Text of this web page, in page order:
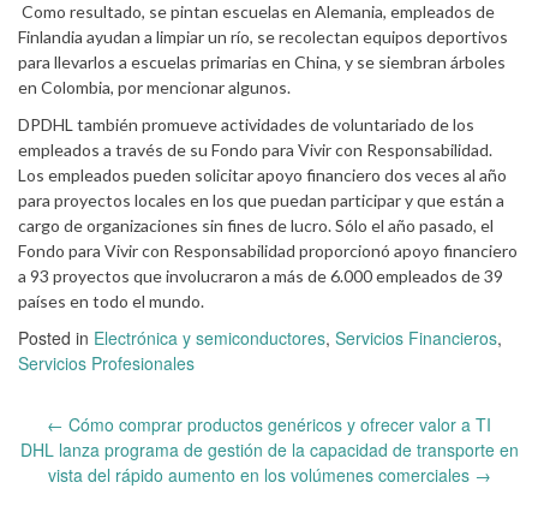
Como resultado, se pintan escuelas en Alemania, empleados de
Finlandia ayudan a limpiar un río, se recolectan equipos deportivos
para llevarlos a escuelas primarias en China, y se siembran árboles
en Colombia, por mencionar algunos.
DPDHL también promueve actividades de voluntariado de los
empleados a través de su Fondo para Vivir con Responsabilidad.
Los empleados pueden solicitar apoyo financiero dos veces al año
para proyectos locales en los que puedan participar y que están a
cargo de organizaciones sin fines de lucro. Sólo el año pasado, el
Fondo para Vivir con Responsabilidad proporcionó apoyo financiero
a 93 proyectos que involucraron a más de 6.000 empleados de 39
países en todo el mundo.
Posted in Electrónica y semiconductores, Servicios Financieros,
Servicios Profesionales
Post
navigation
← Cómo comprar productos genéricos y ofrecer valor a TI
DHL lanza programa de gestión de la capacidad de transporte en
vista del rápido aumento en los volúmenes comerciales →